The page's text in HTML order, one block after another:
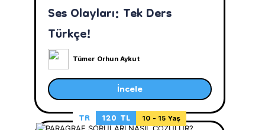
Ses Olayları: Tek Ders
Türkçe!
Tümer Orhun Aykut
İncele
TR
120 TL 10 - 15 Yaş